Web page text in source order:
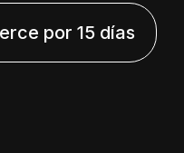
por 15 días